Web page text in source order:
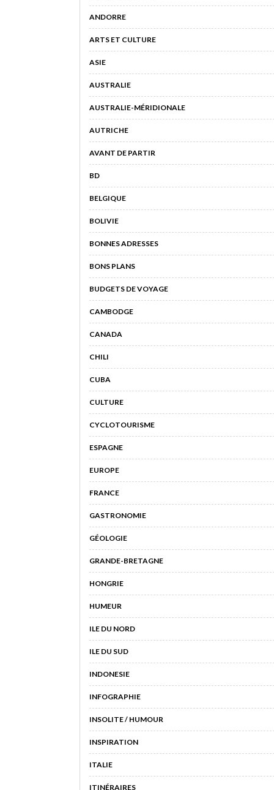
ANDORRE
ARTS ET CULTURE
ASIE
AUSTRALIE
AUSTRALIE-MÉRIDIONALE
AUTRICHE
AVANT DE PARTIR
BD
BELGIQUE
BOLIVIE
BONNES ADRESSES
BONS PLANS
BUDGETS DE VOYAGE
CAMBODGE
CANADA
CHILI
CUBA
CULTURE
CYCLOTOURISME
ESPAGNE
EUROPE
FRANCE
GASTRONOMIE
GÉOLOGIE
GRANDE-BRETAGNE
HONGRIE
HUMEUR
ILE DU NORD
ILE DU SUD
INDONESIE
INFOGRAPHIE
INSOLITE / HUMOUR
INSPIRATION
ITALIE
ITINÉRAIRES